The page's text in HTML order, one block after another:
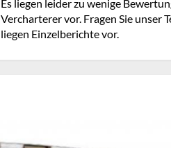
Es liegen leider zu wenige
Vercharterer vor. Fragen Sie unser
liegen Einzelberichte vor.